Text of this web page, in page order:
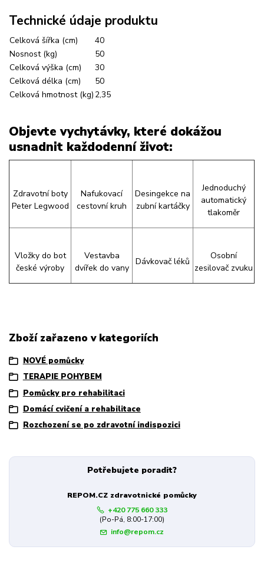
Technické údaje produktu
Celková šířka (cm)
40
Nosnost (kg)
50
Celková výška (cm)
30
Celková délka (cm)
50
Celková hmotnost (kg) 2,35
Objevte vychytávky, které dokážou
usnadnit každodenní život:
Zdravotní boty
Peter Legwood
Nafukovací
cestovní kruh
Desingekce na
zubní kartáčky
Jednoduchý
automatický
tlakoměr
Vložky do bot
české výroby
Vestavba
dvířek do vany
Dávkovač léků
Osobní
zesilovač zvuku
Zboží zařazeno v kategoriích
NOVÉ pomůcky
TERAPIE POHYBEM
Pomůcky pro rehabilitaci
Domácí cvičení a rehabilitace
Rozchození se po zdravotní indispozici
Potřebujete poradit?
REPOM.CZ zdravotnické pomůcky
+420 775 660 333
(Po-Pá, 8:00-17:00)
info@repom.cz